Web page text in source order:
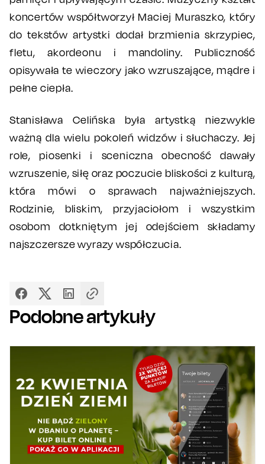
koncertów współtworzył Maciej Muraszko, który
do tekstów artystki dodał brzmienia skrzypiec,
fletu, akordeonu i mandoliny. Publiczność
opisywała te wieczory jako wzruszające, mądre i
pełne ciepła.
Stanisława Celińska była artystką niezwykle
ważną dla wielu pokoleń widzów i słuchaczy. Jej
role, piosenki i sceniczna obecność dawały
wzruszenie, siłę oraz poczucie bliskości z kulturą,
która mówi o sprawach najważniejszych.
Rodzinie, bliskim, przyjaciołom i wszystkim
osobom dotkniętym jej odejściem składamy
najszczersze wyrazy współczucia.
Podobne artykuły